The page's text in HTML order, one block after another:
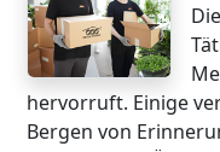
hervorruft. Einige
Bergen von